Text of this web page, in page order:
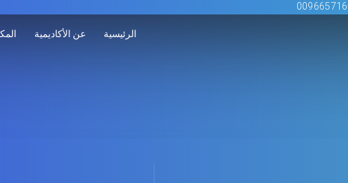
الرئيسية عن الأكاديمية